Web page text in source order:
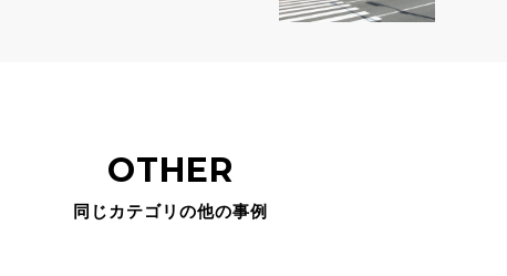
OTHER
同じカテゴリの他の事例